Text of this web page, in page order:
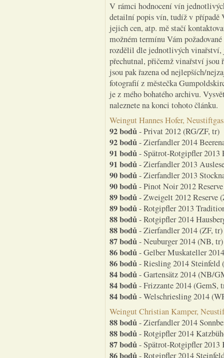
V rámci hodnocení vín
detailní popis vín, tudíž v případě
jejich cen, atp. mě stačí
možném termínu Vám
rozdělil dle jednotlivých vinařství,
přechutnal, přičemž vinařství jsou
jsou pak řazena od nejlepších/
fotografií z městečka
je z mého bohatého archivu.
naleznete na konci tohoto článku.
Weingut Hannes Hofer,
92 bodů- Privat 2012 (RG/ZF, tr)
92 bodů- Zierfandler 2014
91 bodů- Spätrot-Rotgipfler 2013
91 bodů- Zierfandler 2013
90 bodů- Zierfandler 2013
90 bodů- Pinot Noir 2012
89 bodů- Zweigelt 2012 Reserve
89 bodů- Rotgipfler 2013
88 bodů- Rotgipfler 2014
88 bodů- Zierfandler 2014 (ZF, tr)
87 bodů- Neuburger 2014 (NB, tr)
86 bodů- Gelber Muskateller
86 bodů- Riesling 2014 Steinfeld
84 bodů- Gartensätz 2014 (NB/
84 bodů- Frizzante 2014 (GemS,
84 bodů- Welschriesling 2014
Weingut Christian Kamper,
88 bodů- Zierfandler 2014
88 bodů- Rotgipfler 2014
87 bodů- Spätrot-Rotgipfler
86 bodů- Rotgipfler 2014